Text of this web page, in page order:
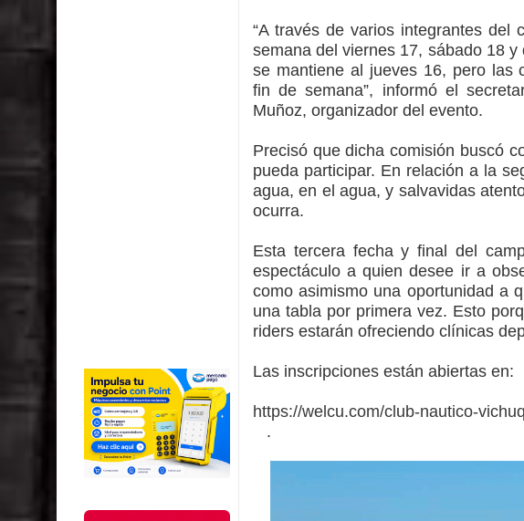
“A través de varios integrantes del
semana del viernes 17, sábado 18
se mantiene al jueves 16, pero las
fin de semana”, informó el
Muñoz, organizador del evento.
Precisó que dicha comisión buscó
pueda participar. En relación a la
agua, en el agua, y salvavidas
ocurra.
Esta tercera fecha y final del
espectáculo a quien desee ir a
como asimismo una oportunidad a
una tabla por primera vez. Esto
riders estarán ofreciendo clínicas
Las inscripciones están abiertas en:
https://welcu.com/club-nautico-
.